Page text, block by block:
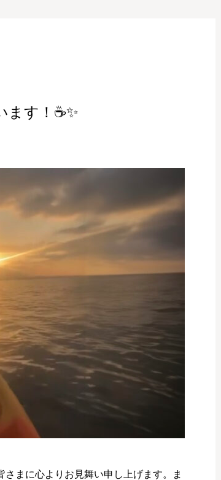
す！☕️✨
まに心よりお見舞い申し上げます。ま